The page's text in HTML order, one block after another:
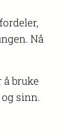
Nå
bruke
sinn.